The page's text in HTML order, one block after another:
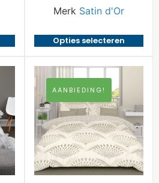
Merk Satin d'Or
Opties selecteren
AANBIEDING!